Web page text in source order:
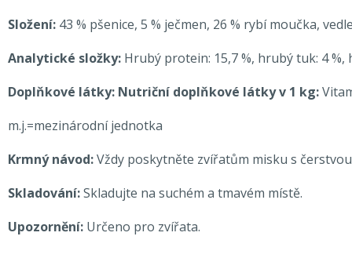
Složení: 43 % pšenice, 5 % ječmen, 26 % rybí moučka,
Analytické složky: Hrubý protein: 15,7 %, hrubý tuk: 4 %,
Doplňkové látky: Nutriční doplňkové látky v 1 kg:V
m.j.=mezinárodní jednotka
Krmný návod:Vždy poskytněte zvířatům misku s
Skladování:Skladujte na suchém a tmavém místě.
Upozornění: Určeno pro zvířata.